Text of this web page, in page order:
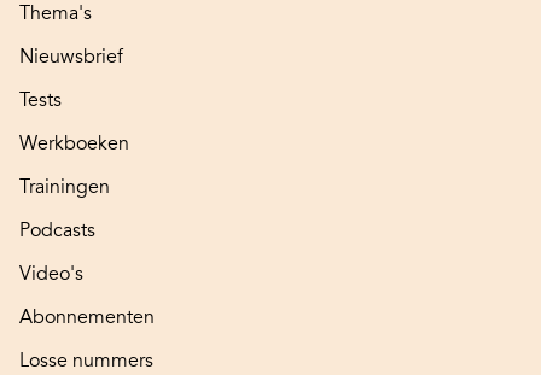
Thema's
Nieuwsbrief
Tests
Werkboeken
Trainingen
Podcasts
Video's
Abonnementen
Losse nummers